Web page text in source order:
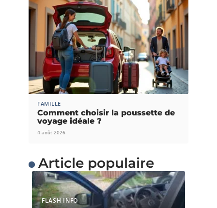
FAMILLE
Comment choisir la poussette de
voyage idéale ?
4 août 2026
Article populaire
FLASH INFO